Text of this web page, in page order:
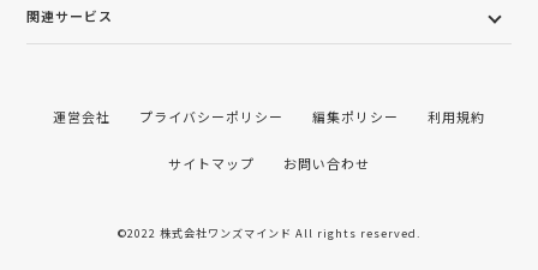
関連サービス
運営会社 プライバシーポリシー 編集ポリシー 利用規約
サイトマップ お問い合わせ
©2022 株式会社ワンズマインド All rights reserved.